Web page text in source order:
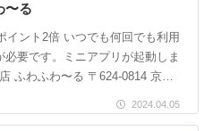
〜る
イント2倍 いつでも何回でも利用
要です。ミニアプリが起動しま
ふわふわ〜る 〒624-0814 京都
2024.04.05